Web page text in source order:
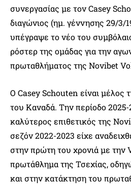
συνεργασίας με τον Casey
διαγώνιος (ημ. γέννησης 29/3/
υπέγραψε το νέο του
ρόστερ της ομάδας για την
πρωταθλήματος της Novibet
Ο Casey Schouten είναι μέλος
του Καναδά. Την περίοδο
καλύτερος επιθετικός της
σεζόν 2022-2023 είχε
στην πρώτη του χρονιά με την
πρωτάθλημα της Τσεχίας,
και στην κατάκτηση του